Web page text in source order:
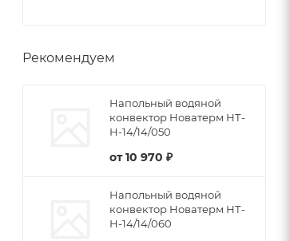
Рекомендуем
Напольный водяной
конвектор Новатерм НТ-
Н-14/14/050
от10 970 ₽
Напольный водяной
конвектор Новатерм НТ-
Н-14/14/060